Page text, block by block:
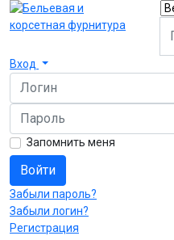
Вход
Логин
Пароль
Запомнить меня
Войти
Забыли пароль?
Забыли логин?
Регистрация